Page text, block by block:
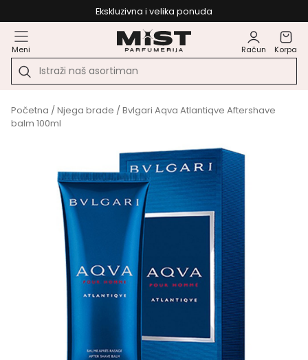
Ekskluzivna i velika ponuda
Meni Račun Korpa
Početna /Njega brade / Bvlgari Aqva Atlantiqve Aftershave
balm 100ml